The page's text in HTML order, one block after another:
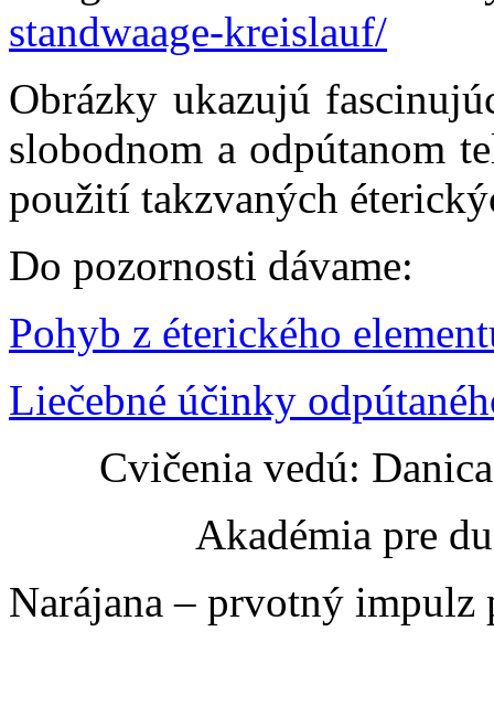
standwaage-kreislauf/
Obrázky ukazujú
slobodnom a odpútanom
použití takzvaných
Do pozornosti dávame:
Pohyb z éterického
Liečebné účinky
Cvičenia vedú:
Akadémia pre
Narájana – prvotný impulz